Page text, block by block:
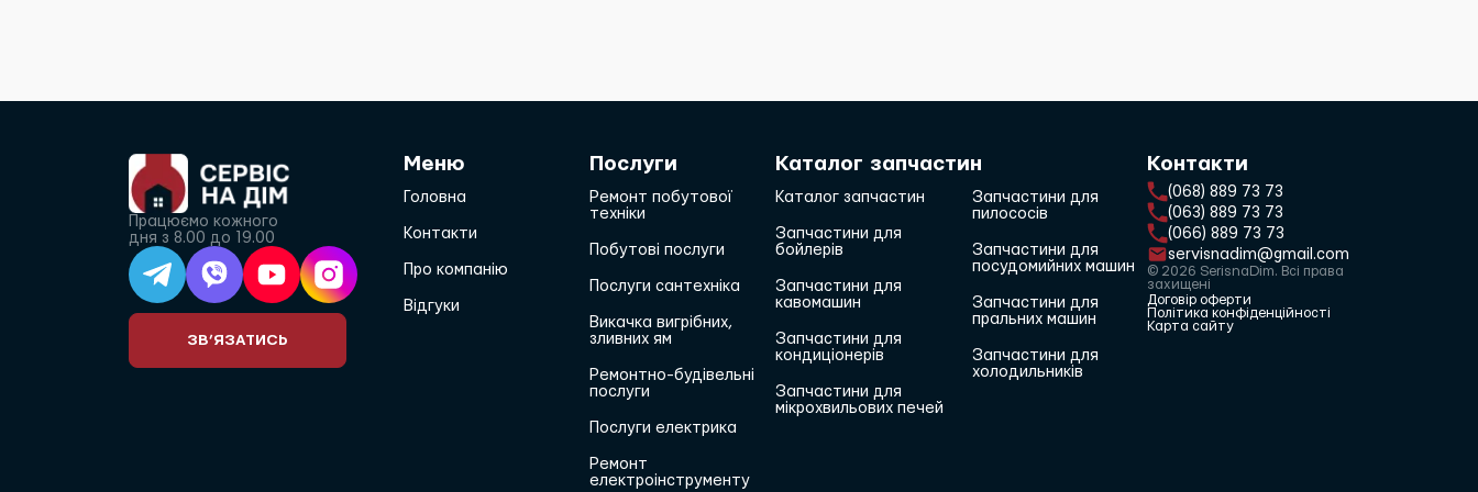
Працюємо кожного
дня з 8.00 до 19.00
ЗВ’ЯЗАТИСЬ
Меню
Головна
Контакти
Про компанію
Відгуки
Послуги
Ремонт побутової
техніки
Побутові послуги
Послуги сантехніка
Викачка вигрібних,
зливних ям
Ремонтно-будівельні
послуги
Послуги електрика
Ремонт
електроінструменту
Каталог запчастин
Каталог запчастин
Запчастини для
бойлерів
Запчастини для
кавомашин
Запчастини для
кондиціонерів
Запчастини для
мікрохвильових печей
Запчастини для
пилососів
Запчастини для
посудомийних машин
Запчастини для
пральних машин
Запчастини для
холодильників
Контакти
(068) 889 73 73
(063) 889 73 73
(066) 889 73 73
servisnadim@gmail.com
© 2026 SerisnaDim. Всі права
захищені
Договір оферти
Політика конфіденційності
Карта сайту